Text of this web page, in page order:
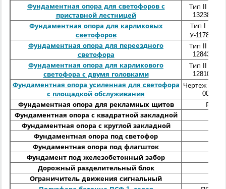
Фундаментная опора для светофоров с
приставной лестницей
Тип II
13238-00-
Фундаментная опора для карликовых
светофоров
Тип I
У-11786-00-
Фундаментная опора для переездного
светофора
Тип II
12843-00-
Фундаментная опора для карликового
светофора с двумя головками
Тип II
12810-00-
Фундаментная опора усиленная для светофора
с площадкой обслуживания
Чертеж
00-01
Фундаментная опора для рекламных щитов
РФ
Фундаментная опора с квадратной закладной
Фундаментная опора с круглой закладной
Фундаментная опора под светофор
Фундаментная опора под флагшток
Фундамент под железобетонный забор
Дорожный разделительный блок
Ограничитель движения сигнальный